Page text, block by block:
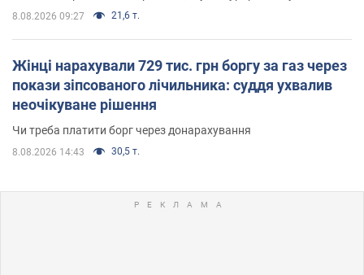
8.08.2026 09:27 21,6 т.
Жінці нарахували 729 тис. грн боргу за газ через
покази зіпсованого лічильника: суддя ухвалив
неочікуване рішення
Чи треба платити борг через донарахування
8.08.2026 14:43 30,5 т.